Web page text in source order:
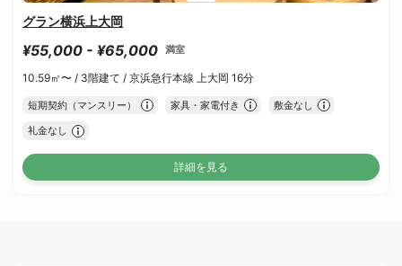
グラン横浜上大岡
¥55,000 - ¥65,000 満室
10.59㎡〜 / 3階建て / 京浜急行本線 上大岡 16分
短期契約（マンスリー） 家具・家電付き 敷金なし
礼金なし
詳細を見る